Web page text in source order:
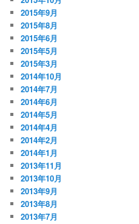
2015年9月
2015年8月
2015年6月
2015年5月
2015年3月
2014年10月
2014年7月
2014年6月
2014年5月
2014年4月
2014年2月
2014年1月
2013年11月
2013年10月
2013年9月
2013年8月
2013年7月